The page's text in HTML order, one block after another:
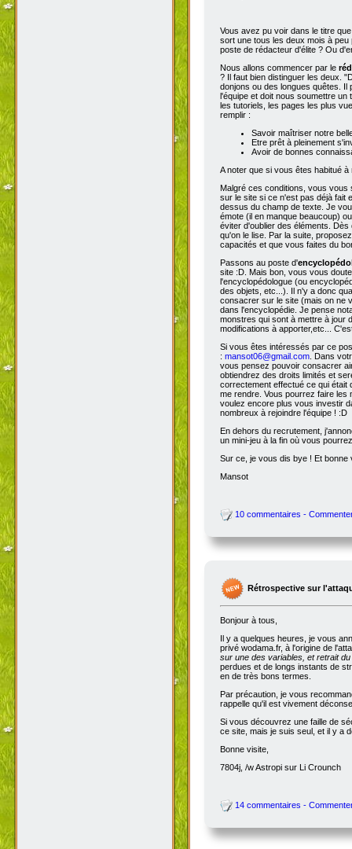
Vous avez pu voir dans le titre
sort une tous les deux mois à
poste de rédacteur d'élite ? Ou
Nous allons commencer par le
? Il faut bien distinguer les deux.
donjons ou des longues quêtes. Il
l'équipe et doit nous soumettre un
les tutoriels, les pages les plus
remplir :
Savoir maîtriser notre
Etre prêt à pleinement
Avoir de bonnes
A noter que si vous êtes habitué
Malgré ces conditions, vous
sur le site si ce n'est pas déjà fait
dessus du champ de texte. Je
émote (il en manque beaucoup)
éviter d'oublier des éléments.
qu'on le lise. Par la suite,
capacités et que vous faites du
Passons au poste d'
site :D. Mais bon, vous vous
l'encyclopédologue (ou
des objets, etc...). Il n'y a donc
consacrer sur le site (mais on ne
dans l'encyclopédie. Je pense
monstres qui sont à mettre à jour
modifications à apporter,etc...
Si vous êtes intéressés par ce
: mansot06@gmail.com . Dans
vous pensez pouvoir consacrer
obtiendrez des droits limités et
correctement effectué ce qui
me rendre. Vous pourrez faire les
voulez encore plus vous investir
nombreux à rejoindre l'équipe ! :D
En dehors du recrutement,
un mini-jeu à la fin où vous
Sur ce, je vous dis bye ! Et bonne
Mansot
10 commentaires -
Rétrospective sur
Bonjour à tous,
Il y a quelques heures, je vous
privé wodama.fr, à l'origine de
sur une des variables, et retrait
perdues et de longs instants de
en de très bons termes.
Par précaution, je vous
rappelle qu'il est vivement
Si vous découvrez une faille de
ce site, mais je suis seul, et il y a
Bonne visite,
7804j, /w Astropi sur Li Crounch
14 commentaires -